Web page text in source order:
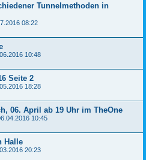
Tunnelmethoden in
08:22
10:48
Seite 2
18:28
06. April ab 19 Uhr im TheOne
10:45
Halle
20:23